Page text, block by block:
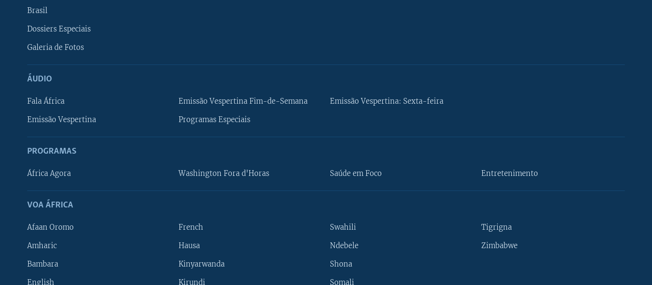
Brasil
Dossiers Especiais
Galeria de Fotos
ÁUDIO
Fala África
Emissão Vespertina
Emissão Vespertina Fim-de-Semana
Programas Especiais
Emissão Vespertina: Sexta-feira
PROGRAMAS
África Agora Washington Fora d'Horas Saúde em Foco Entretenimento
VOA ÁFRICA
Afaan Oromo
Amharic
Bambara
English
French
Hausa
Kinyarwanda
Kirundi
Swahili
Ndebele
Shona
Somali
Tigrigna
Zimbabwe